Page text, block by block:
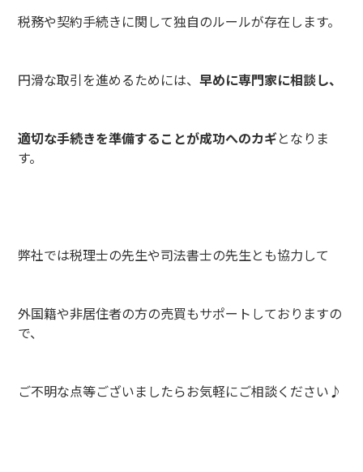
税務や契約手続きに関して独自のルールが存在します。
円滑な取引を進めるためには、早めに専門家に相談し、
適切な手続きを準備することが成功へのカギとなりま
す。
弊社では税理士の先生や司法書士の先生とも協力して
外国籍や非居住者の方の売買もサポートしておりますの
で、
ご不明な点等ございましたらお気軽にご相談ください♪